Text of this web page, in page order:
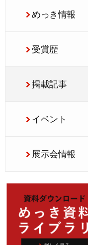
めっき情報
受賞歴
掲載記事
イベント
展示会情報